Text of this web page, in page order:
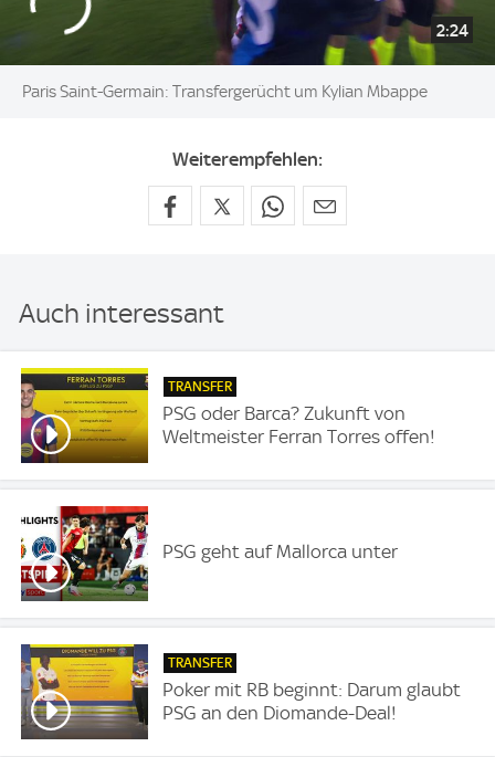
2:24
Paris Saint-Germain: Transfergerücht um Kylian Mbappe
Weiterempfehlen:
Auch interessant
TRANSFER
PSG oder Barca? Zukunft von
Weltmeister Ferran Torres offen!
PSG geht auf Mallorca unter
TRANSFER
Poker mit RB beginnt: Darum glaubt
PSG an den Diomande-Deal!